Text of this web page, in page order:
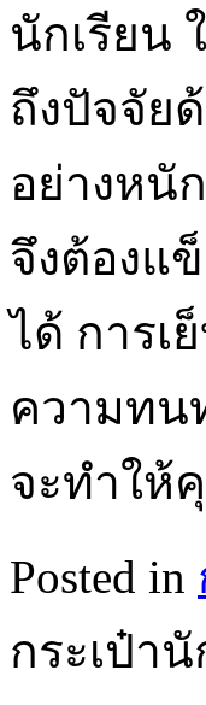
นักเรียน
ถึงปัจจัย
อย่างหนั
จึงต้องแ
ได้ การเ
ความทน
จะทำให้
Posted in
กระเป๋า